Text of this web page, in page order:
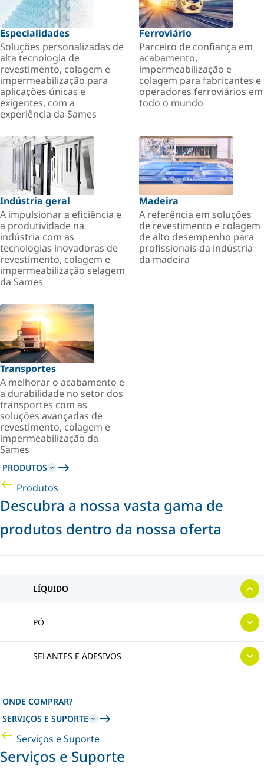
Especialidades
Soluções personalizadas de
alta tecnologia de
revestimento, colagem e
impermeabilização para
aplicações únicas e
exigentes, com a
experiência da Sames
Ferroviário
Parceiro de confiança em
acabamento,
impermeabilização e
colagem para fabricantes e
operadores ferroviários em
todo o mundo
Indústria geral
A impulsionar a eficiência e
a produtividade na
indústria com as
tecnologias inovadoras de
revestimento, colagem e
impermeabilização selagem
da Sames
Madeira
A referência em soluções
de revestimento e colagem
de alto desempenho para
profissionais da indústria
da madeira
Transportes
A melhorar o acabamento e
a durabilidade no setor dos
transportes com as
soluções avançadas de
revestimento, colagem e
impermeabilização da
Sames
PRODUTOS
Produtos
Descubra a nossa vasta gama de
produtos dentro da nossa oferta
LÍQUIDO
PÓ
SELANTES E ADESIVOS
ONDE COMPRAR?
SERVIÇOS E SUPORTE
Serviços e Suporte
Serviços e Suporte